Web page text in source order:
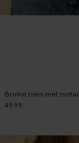
Bruine riem met
49.99